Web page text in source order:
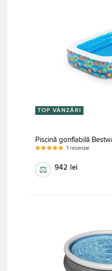
TOP VÂNZĂRI
Piscină gonflabilă
1 recenzie
942 lei
⚖